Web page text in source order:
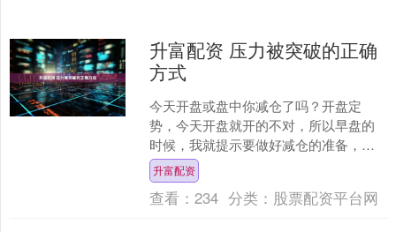
升富配资 压力被突破的正确
方式
今天开盘或盘中你减仓了吗？开盘定
势，今天开盘就开的不对，所以早盘的
时候，我就提示要做好减仓的准备，这
个减仓不是清仓，要在调整的低点再接
回来。 昨日的讲《支撑就是....
升富配资
查看：234 分类： 股票配资平台网